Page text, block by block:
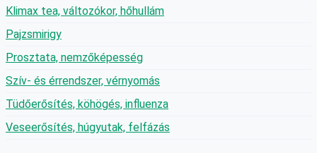
Klimax tea, változókor, hőhullám
Pajzsmirigy
Prosztata, nemzőképesség
Szív- és érrendszer, vérnyomás
Tüdőerősítés, köhögés, influenza
Veseerősítés, húgyutak, felfázás